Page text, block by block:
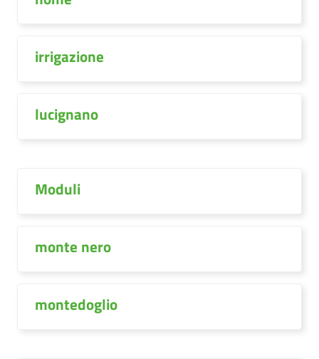
irrigazione
lucignano
Moduli
monte nero
montedoglio